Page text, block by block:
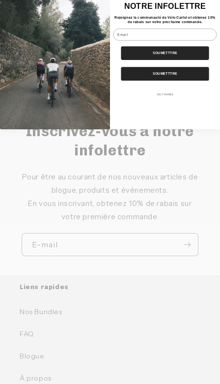
Partager
Inscrivez-vous à notre
infolettre
Pour être au courant de nos nouveaux articles de
blogue, produits et événements.
En vous inscrivant, obtenez 10% de rabais sur
votre première commande.
E-mail
Liens rapides
Nos Bundles
FAQ
Blogue
À propos
NOTRE INFOLETTRE
Rejoignez la communauté de Vélo Cartel et obtenez 10%
de rabais sur votre prochaine commande.
Email
SOUMETTTRE
SOUMETTTRE
NO, THANKS